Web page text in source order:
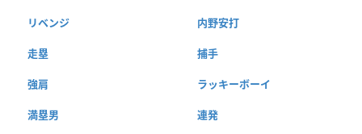
リベンジ 内野安打
走塁 捕手
強肩 ラッキーボーイ
満塁男 連発